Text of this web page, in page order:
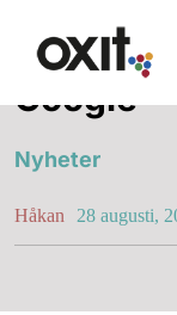
innehållet
Google
Nyheter
Håkan 28 augusti,